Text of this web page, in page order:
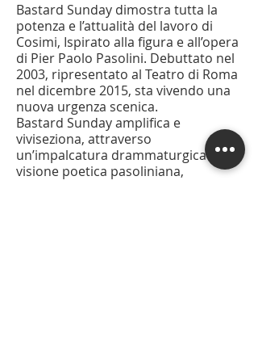
Bastard Sunday dimostra tutta la
potenza e l’attualità del lavoro di
Cosimi, Ispirato alla figura e all’opera
di Pier Paolo Pasolini. Debuttato nel
2003, ripresentato al Teatro di Roma
nel dicembre 2015, sta vivendo una
nuova urgenza scenica.
Bastard Sunday amplifica e
viviseziona, attraverso
un’impalcatura drammaturgica la
visione poetica pasoliniana,